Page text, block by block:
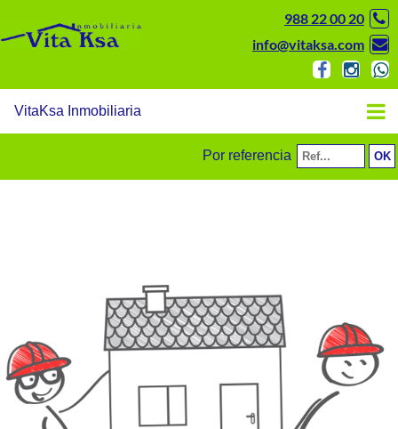
988 22 00 20
info@vitaksa.com
VitaKsa Inmobiliaria
Por referencia